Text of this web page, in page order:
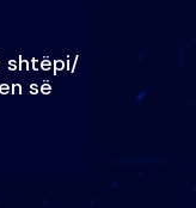
shtëpi/
së